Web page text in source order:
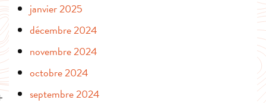
janvier 2025
décembre 2024
novembre 2024
octobre 2024
septembre 2024